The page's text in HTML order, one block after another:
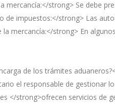
mercancía:</strong> Se debe
de impuestos:</strong> Las
mercancía:</strong> En
de los trámites
el responsable de gestionar
</strong>ofrecen servicios de